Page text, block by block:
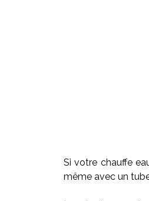
Si votre chauffe
même avec un